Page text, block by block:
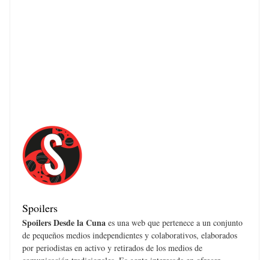
Spoilers
Spoilers Desde la Cuna es una web que pertenece a un conjunto
de pequeños medios independientes y colaborativos, elaborados
por periodistas en activo y retirados de los medios de